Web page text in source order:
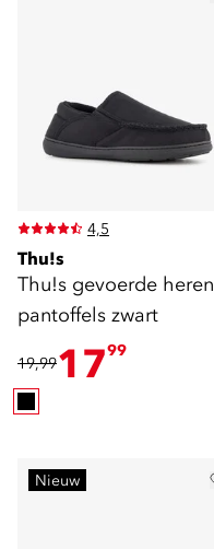
4,5
Thu!s
Thu!s gevoerde heren
pantoffels zwart
19,991799
Nieuw